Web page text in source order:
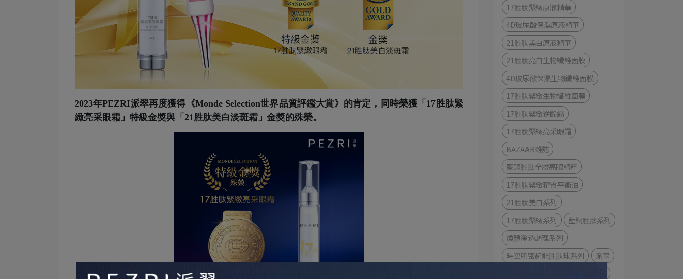
2023年PEZRI派翠再度獲得《Monde Selection世界品質評鑑大賞》的肯定，同時榮獲 「17胜肽緊
緻亮采眼霜」特級金獎與「21胜肽美白淡斑霜」金獎的殊榮。
17胜肽緊緻原液精華
4D玻尿酸保濕原液精華
21胜肽美白原液精華
21胜肽亮白生物纖維面膜
4D玻尿酸保濕生物纖維面膜
17胜肽緊緻生物纖維面膜
17胜肽緊緻逆齡霜
17胜肽緊緻亮采眼霜
BAZAAR雜誌
藍銅胜肽全臉亮眼精粹
17胜肽緊緻精質平衡油
21胜肽美白系列
17胜肽緊緻系列
藍銅胜肽系列
煥顏淨透調理系列
時空肌密超能胜肽球系列
派翠